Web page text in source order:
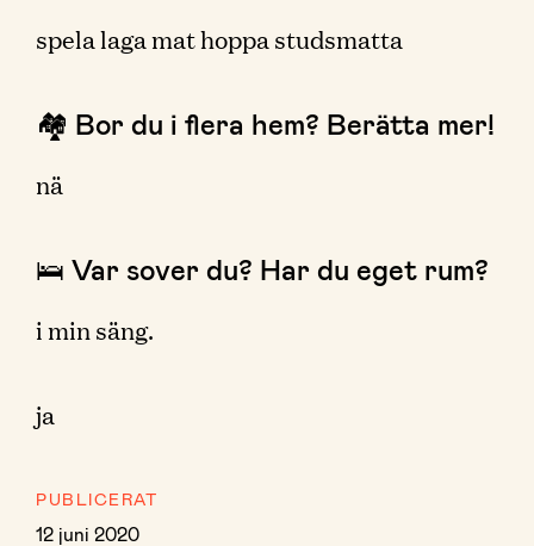
spela laga mat hoppa studsmatta
🏘 Bor du i flera hem? Berätta mer!
nä
🛌 Var sover du? Har du eget rum?
i min säng.
ja
PUBLICERAT
12 juni 2020